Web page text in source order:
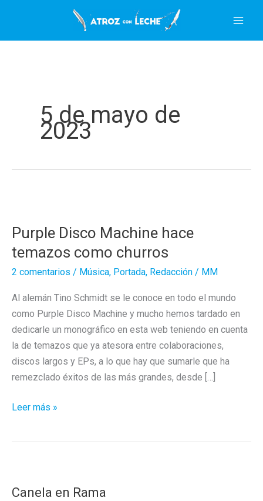
contenido
5 de mayo de
2023
Purple Disco Machine hace
temazos como churros
2 comentarios / Música, Portada, Redacción / MM
Al alemán Tino Schmidt se le conoce en todo el mundo
como Purple Disco Machine y mucho hemos tardado en
dedicarle un monográfico en esta web teniendo en cuenta
la de temazos que ya atesora entre colaboraciones,
discos largos y EPs, a lo que hay que sumarle que ha
remezclado éxitos de las más grandes, desde […]
Purple
como
Leer más »
Canela en Rama